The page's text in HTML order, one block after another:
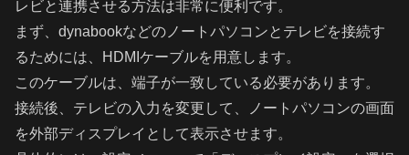
レビと連携させる方法は非常に便利です。
まず、dynabookなどのノートパソコンとテレビを接続す
るためには、HDMIケーブルを用意します。
このケーブルは、端子が一致している必要があります。
接続後、テレビの入力を変更して、ノートパソコンの画面
を外部ディスプレイとして表示させます。